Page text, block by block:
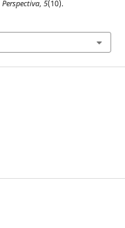
Perspectiva, 5(10).